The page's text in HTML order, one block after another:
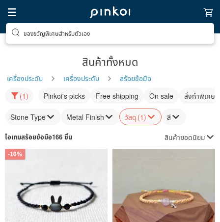
ของขวัญพิเศษสำหรับตัวเอง
สินค้าทั้งหมด
เครื่องประดับ เครื่องประดับ
สร้อยข้อมือ
(1)
Pinkoi's picks Free shipping On sale สั่งทำพิเศษ
Stone Type Metal Finish วัสดุ (1) สี
ไอเทมสร้อยข้อมือ166 ชิ้น สินค้ายอดนิยม
-10%